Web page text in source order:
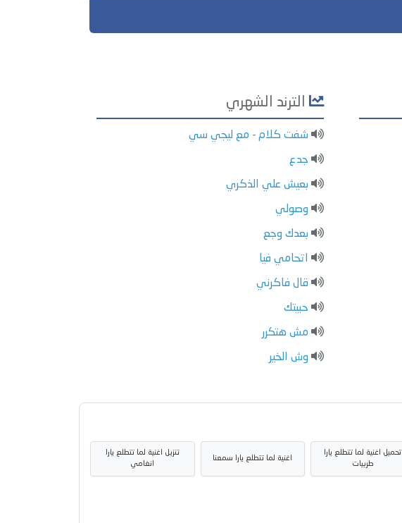
الترند الشهري
شفت كلام - مع ليجي سي
جدع
بعيش علي الذكري
وصولي
بعدك وجع
اتحامي فيا
قال فاكرني
حبيتك
مش هتكرر
وش الخير
تحميل اغنية لما تتطلع يارا
طربيات
اغنية لما تتطلع يارا سمعنا
تنزيل اغنية لما تتطلع يارا
انغامي